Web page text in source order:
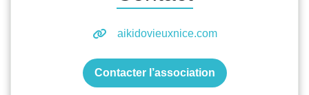
aikidovieuxnice.com
Contacter l’association